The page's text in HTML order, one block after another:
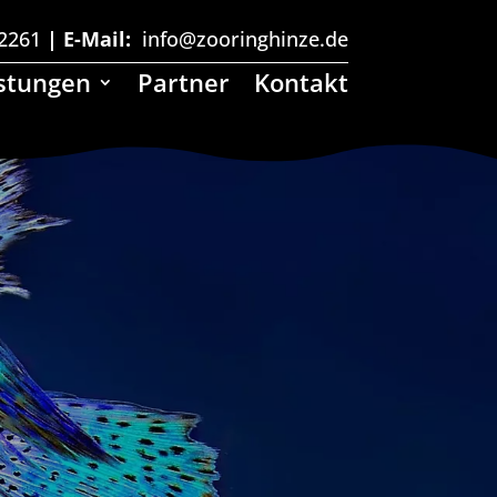
| E-Mail: info@zooringhinze.de
Partner Kontakt